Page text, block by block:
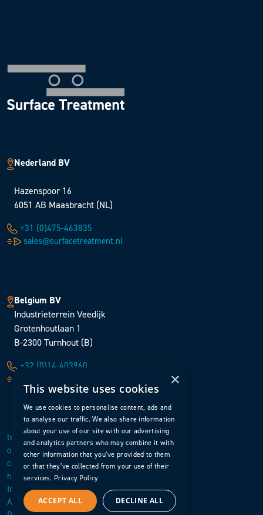
Nederland BV
Hazenspoor 16
6051 AB Maasbracht (NL)
+31 (0)475-463835
sales@surfacetreatment.nl
Belgium BV
Industrieterrein Veedijk
Grotenhoutlaan 1
B-2300 Turnhout (B)
+32 (0)14-403960
terug naar boven
open het menu
contact
homepagina
Inkoop Voorwaarden
Algemene Voorwaarden
×
This website uses cookies
We use cookies to personalise content, ads and
to analyse our traffic. We also share information
about your use of our site with our advertising
and analytics partners who may combine it with
other information that you’ve provided to them
or that they’ve collected from your use of their
services. Privacy Policy
ACCEPT ALL DECLINE ALL